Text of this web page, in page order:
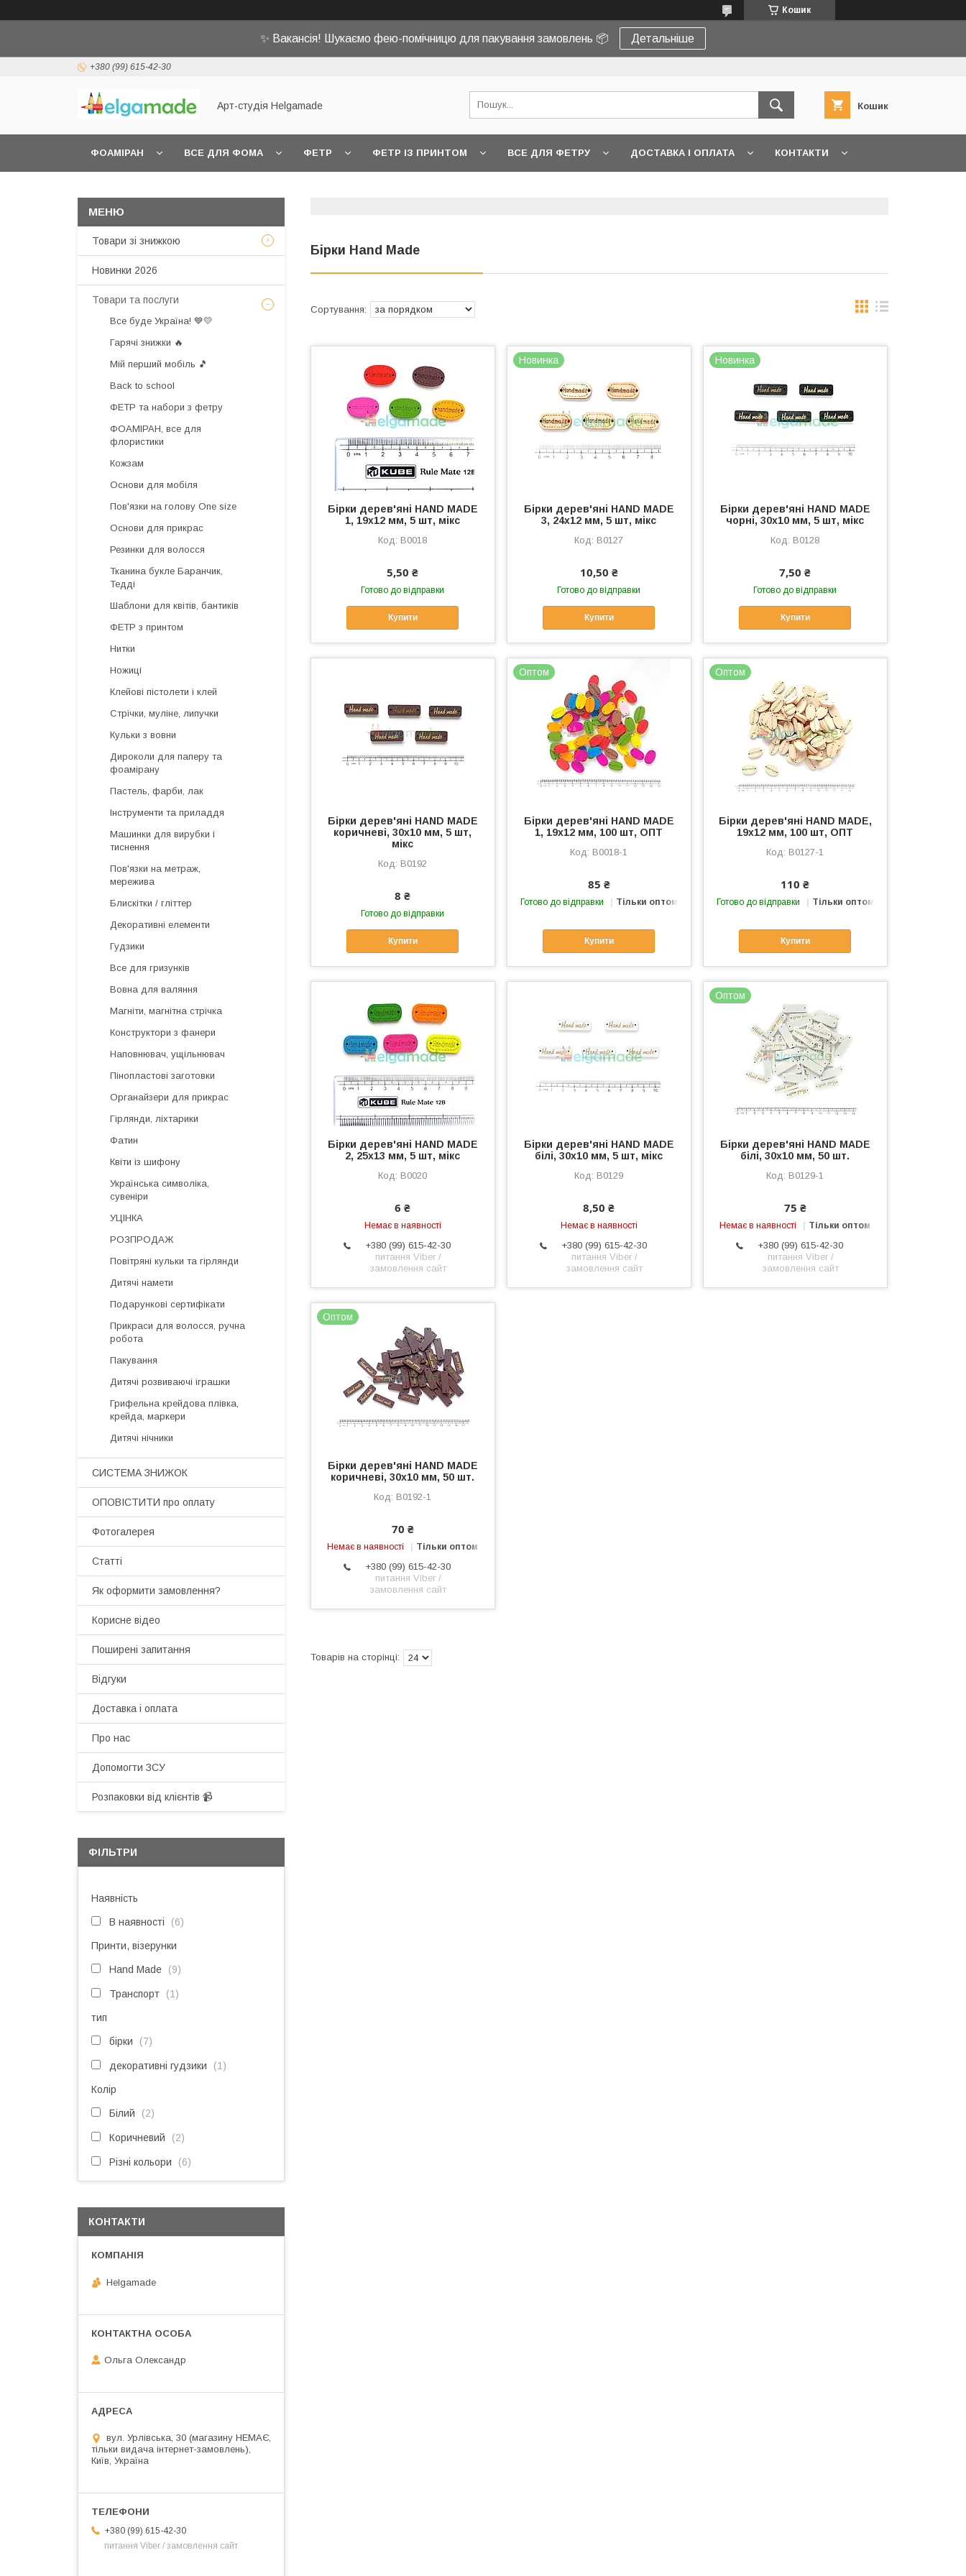
Кошик
✨ Вакансія! Шукаємо фею-помічницю для пакування замовлень 📦 Детальніше
+380 (99) 615-42-30
Арт-студія Helgamade Кошик
ФОАМІРАН ВСЕ ДЛЯ ФОМА ФЕТР ФЕТР ІЗ ПРИНТОМ ВСЕ ДЛЯ ФЕТРУ ДОСТАВКА І ОПЛАТА КОНТАКТИ
Бірки Hand Made
Бірки дерев'яні HAND MADE
1, 19х12 мм, 5 шт, мікс
B0018
5,50 ₴
Готово до відправки
Купити
Новинка
Бірки дерев'яні HAND MADE
3, 24х12 мм, 5 шт, мікс
B0127
10,50 ₴
Готово до відправки
Купити
Новинка
Бірки дерев'яні HAND MADE
чорні, 30х10 мм, 5 шт, мікс
B0128
7,50 ₴
Готово до відправки
Купити
Бірки дерев'яні HAND MADE
коричневі, 30х10 мм, 5 шт,
мікс
B0192
8 ₴
Готово до відправки
Купити
Оптом
Бірки дерев'яні HAND MADE
1, 19х12 мм, 100 шт, ОПТ
B0018-1
85 ₴
Готово до відправки Тільки оптом
Купити
Оптом
Бірки дерев'яні HAND MADE,
19х12 мм, 100 шт, ОПТ
B0127-1
110 ₴
Готово до відправки Тільки оптом
Купити
Бірки дерев'яні HAND MADE
2, 25х13 мм, 5 шт, мікс
B0020
6 ₴
Немає в наявності
+380 (99) 615-42-30
питання Viber /
замовлення сайт
Бірки дерев'яні HAND MADE
білі, 30х10 мм, 5 шт, мікс
B0129
8,50 ₴
Немає в наявності
+380 (99) 615-42-30
питання Viber /
замовлення сайт
Оптом
Бірки дерев'яні HAND MADE
білі, 30х10 мм, 50 шт.
B0129-1
75 ₴
Немає в наявності Тільки оптом
+380 (99) 615-42-30
питання Viber /
замовлення сайт
Оптом
Бірки дерев'яні HAND MADE
коричневі, 30х10 мм, 50 шт.
B0192-1
70 ₴
Немає в наявності Тільки оптом
+380 (99) 615-42-30
питання Viber /
замовлення сайт
Товари зі знижкою
Новинки 2026
Товари та послуги
Все буде Україна! 💙💛
Гарячі знижки 🔥
Мій перший мобіль 🎵
Back to school
ФЕТР та набори з фетру
ФОАМІРАН, все для
флористики
Кожзам
Основи для мобіля
Пов'язки на голову One size
Основи для прикрас
Резинки для волосся
Тканина букле Баранчик,
Тедді
Шаблони для квітів, бантиків
ФЕТР з принтом
Нитки
Ножиці
Клейові пістолети і клей
Стрічки, муліне, липучки
Кульки з вовни
Дироколи для паперу та
фоамірану
Пастель, фарби, лак
Інструменти та приладдя
Машинки для вирубки і
тиснення
Пов'язки на метраж,
мережива
Блискітки / гліттер
Декоративні елементи
Гудзики
Все для гризунків
Вовна для валяння
Магніти, магнітна стрічка
Конструктори з фанери
Наповнювач, ущільнювач
Пінопластові заготовки
Органайзери для прикрас
Гірлянди, ліхтарики
Фатин
Квіти із шифону
Українська символіка,
сувеніри
УЦІНКА
РОЗПРОДАЖ
Повітряні кульки та гірлянди
Дитячі намети
Подарункові сертифікати
Прикраси для волосся, ручна
робота
Пакування
Дитячі розвиваючі іграшки
Грифельна крейдова плівка,
крейда, маркери
Дитячі нічники
СИСТЕМА ЗНИЖОК
ОПОВІСТИТИ про оплату
Фотогалерея
Статті
Як оформити замовлення?
Корисне відео
Поширені запитання
Відгуки
Доставка і оплата
Про нас
Допомогти ЗСУ
Розпаковки від клієнтів 📹
ФІЛЬТРИ
Наявність
В наявності 6
Принти, візерунки
Hand Made 9
Транспорт 1
тип
бірки 7
декоративні гудзики 1
Колір
Білий 2
Коричневий 2
Різні кольори 6
КОНТАКТИ
Helgamade
Ольга Олександр
вул. Урлівська, 30 (магазину НЕМАЄ,
тільки видача інтернет-замовлень),
Київ, Україна
+380 (99) 615-42-30
питання Viber / замовлення сайт